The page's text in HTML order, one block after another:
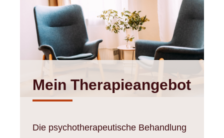
Mein Therapieangebot
Die psychotherapeutische Behandlung